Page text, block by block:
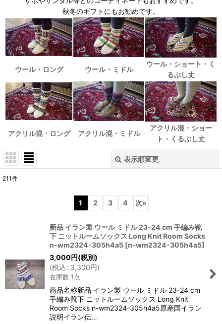
秋冬のギフトにもお勧めです。
ウール・ロング ウール・ミドル
ウール・ショート・く
るぶし丈
アクリル混・ロング アクリル混・ミドル
アクリル混・ショー
ト・くるぶし丈
表示順変更
サブカテゴリ
211件
1 2 3 4 次»
新品 イラン製 ウール ミドル 23-24 cm 手編み靴
下 ニットルームソックス Long Knit Room Socks
n-wm2324-305h4a5 [n-wm2324-305h4a5]
3,000円(税別)
(税込: 3,300円)
在庫数 1点
商品名称新品 イラン製 ウール ミドル 23-24 cm
手編み靴下 ニットルームソックス Long Knit
Room Socks n-wm2324-305h4a5原産国イラン
説明イラン伝…